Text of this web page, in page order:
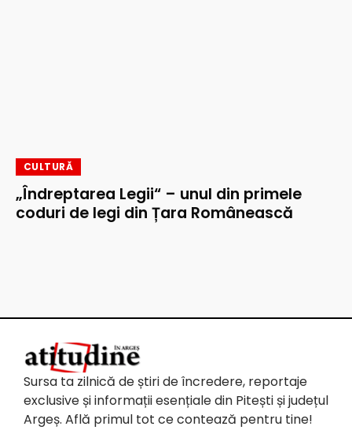
CULTURĂ
„Îndreptarea Legii“ – unul din primele
coduri de legi din Țara Românească
Sursa ta zilnică de știri de încredere, reportaje
exclusive și informații esențiale din Pitești și județul
Argeș. Află primul tot ce contează pentru tine!